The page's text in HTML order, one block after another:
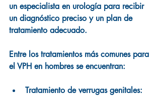
un especialista en urología para recibir
un diagnóstico preciso y un plan de
tratamiento adecuado.
Entre los tratamientos más comunes para
el VPH en hombres se encuentran:
Tratamiento de verrugas genitales: